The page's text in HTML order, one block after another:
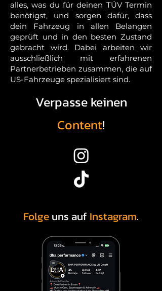
alles, was du für deinen TÜV Termin
benötigst, und sorgen dafür, dass
dein Fahrzeug in allen Belangen
geprüft und in den besten Zustand
gebracht wird. Dabei arbeiten wir
ausschließlich mit erfahrenen
Partnerbetrieben zusammen, die auf
US-Fahrzeuge spezialisiert sind.
Verpasse keinen
Content!
Folgeuns aufInstagram.